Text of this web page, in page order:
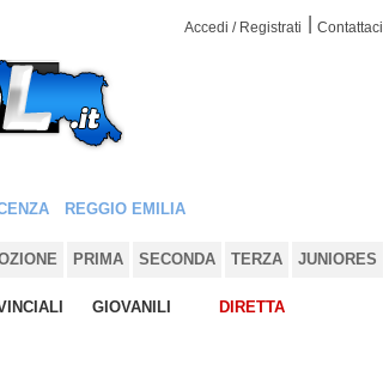
Accedi / Registrati Contattaci
REGGIO EMILIA
PRIMA SECONDA TERZA JUNIORES
GIOVANILI DIRETTA